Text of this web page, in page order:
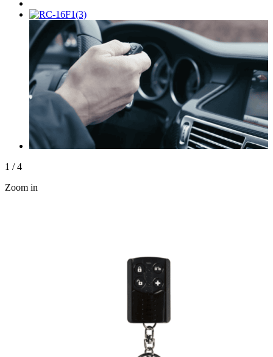
1 /4
Zoom in